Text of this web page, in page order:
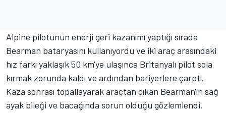
Alpine pilotunun enerji geri kazanımı yaptığı sırada
Bearman bataryasını kullanıyordu ve iki araç arasındaki
hız farkı yaklaşık 50 km'ye ulaşınca Britanyalı pilot sola
kırmak zorunda kaldı ve ardından bariyerlere çarptı.
Kaza sonrası topallayarak araçtan çıkan Bearman'ın sağ
ayak bileği ve bacağında sorun olduğu gözlemlendi.